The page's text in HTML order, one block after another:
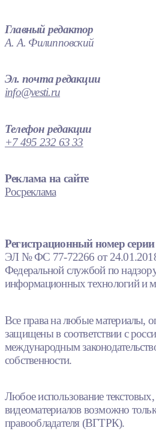
Главный редактор
А. А. Филипповский
Эл. почта редакции
info@vesti.ru
Телефон редакции
+7 495 232 63 33
Реклама на сайте
Росреклама
Регистрационный номер серии
ЭЛ № ФС 77-72266 от
Федеральной службой по
информационных технологий и
Все права на любые материалы,
защищены в соответствии с
международным
собственности.
Любое использование
видеоматериалов возможно
правообладателя (ВГТРК).